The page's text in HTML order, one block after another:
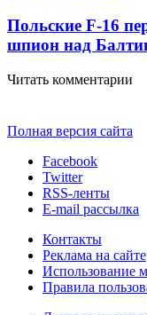
Польские F-16
шпион над
Читать комментарии
Полная версия сайта
Facebook
Twitter
RSS-ленты
E-mail рассылка
Контакты
Реклама на сайте
Использование
Правила